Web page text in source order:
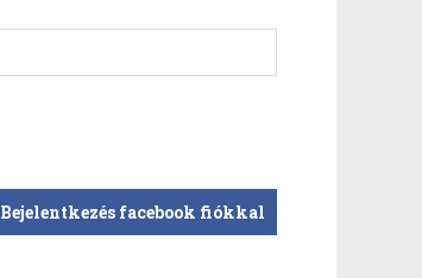
Bejelentkezés facebook fiókkal